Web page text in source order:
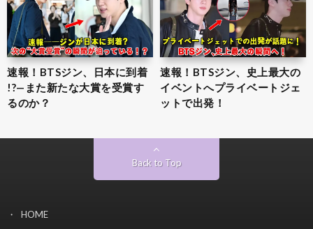
速報！BTSジン、日本に到着
!?—また新たな大賞を受賞す
るのか？
速報！BTSジン、史上最大の
イベントへプライベートジェ
ットで出発！
Back to Top
HOME